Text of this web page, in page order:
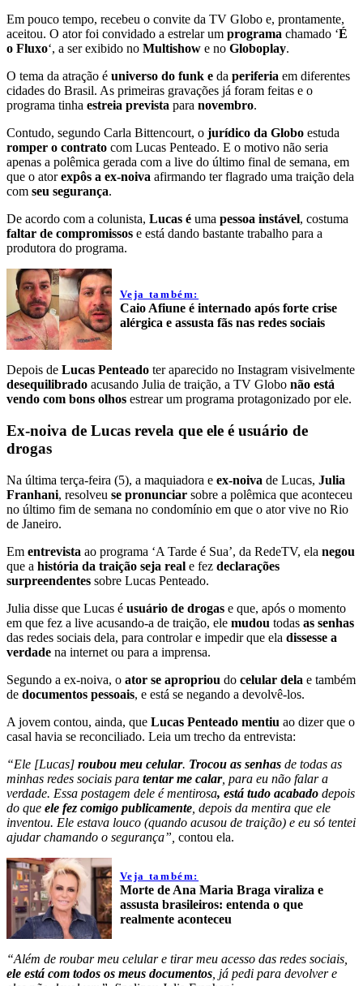
Em pouco tempo, recebeu o convite da TV Globo e, prontamente,
aceitou. O ator foi convidado a estrelar um programa chamado ‘É
o Fluxo‘, a ser exibido no Multishow e no Globoplay.
O tema da atração é universo do funk e da periferia em diferentes
cidades do Brasil. As primeiras gravações já foram feitas e o
programa tinha estreia prevista para novembro.
Contudo, segundo Carla Bittencourt, o jurídico da Globo estuda
romper o contrato com Lucas Penteado. E o motivo não seria
apenas a polêmica gerada com a live do último final de semana, em
que o atorexpôs a ex-noiva afirmando ter flagrado uma traição dela
com seu segurança.
De acordo com a colunista, Lucas é uma pessoa instável, costuma
faltar de compromissos e está dando bastante trabalho para a
produtora do programa.
Veja também:
Caio Afiune é internado após forte crise
alérgica e assusta fãs nas redes sociais
Depois de Lucas Penteado ter aparecido no Instagram visivelmente
desequilibrado acusando Julia de traição, a TV Globo não está
vendo com bons olhos estrear um programa protagonizado por ele.
Ex-noiva de Lucas revela que ele é usuário de
drogas
Na última terça-feira (5), a maquiadora e ex-noiva de Lucas, Julia
Franhani, resolveu se pronunciar sobre a polêmica que aconteceu
no último fim de semana no condomínio em que o ator vive no Rio
de Janeiro.
Em entrevista ao programa ‘A Tarde é Sua’, da RedeTV, ela negou
que a história da traição seja real e fez declarações
surpreendentes sobre Lucas Penteado.
Julia disse que Lucas é usuário de drogas e que, após o momento
em que fez a live acusando-a de traição, ele mudou todas as senhas
das redes sociais dela, para controlar e impedir que ela dissesse a
verdade na internet ou para a imprensa.
Segundo a ex-noiva, o ator se apropriou do celular dela e também
de documentos pessoais, e está se negando a devolvê-los.
A jovem contou, ainda, que Lucas Penteado mentiu ao dizer que o
casal havia se reconciliado. Leia um trecho da entrevista:
“Ele [Lucas] roubou meu celular. Trocou as senhas de todas as
minhas redes sociais para tentar me calar, para eu não falar a
verdade. Essa postagem dele é mentirosa, está tudo acabado depois
do que ele fez comigo publicamente , depois da mentira que ele
inventou. Ele estava louco (quando acusou de traição) e eu só tentei
ajudar chamando o segurança”, contou ela.
Veja também:
Morte de Ana Maria Braga viraliza e
assusta brasileiros: entenda o que
realmente aconteceu
“Além de roubar meu celular e tirar meu acesso das redes sociais,
ele está com todos os meus documentos , já pedi para devolver e